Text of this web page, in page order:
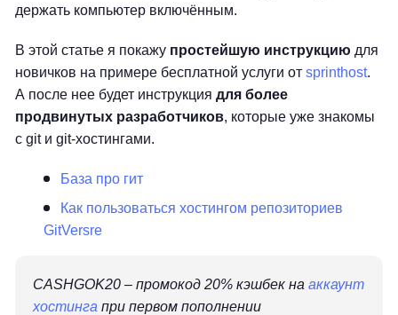
держать компьютер включённым.
В этой статье я покажу простейшую инструкцию для
новичков на примере бесплатной услуги отsprinthost.
А после нее будет инструкциядля более
продвинутых разработчиков, которые уже знакомы
с git и git-хостингами.
База про гит
Как пользоваться хостингом репозиториев
GitVersre
CASHGOK20 – промокод 20% кэшбек нааккаунт
хостинга при первом пополнении